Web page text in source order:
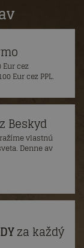
cez
Eur cez PPL.
z Beskyd
vlastnú
Denne av
za každý